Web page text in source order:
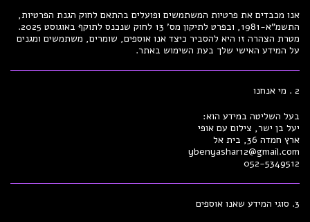
אנו מכבדים את פרטיות המשתמשים ופועלים בהתאם לחוק הגנת הפרטיות,
התשמ"א-1981, ובפרט לתיקון מס’ 13 לחוק שנכנס לתוקף באוגוסט 2025.
מטרת הצהרה זו היא להסביר כיצד אנו אוספים, שומרים, משתמשים ומגנים
על המידע האישי שלך בעת השימוש באתר.
2 . מי אנחנו
בעל השליטה במידע הוא:
יעל בן ישר, צילום עם אופי
ארץ חמדה 36, בית אל
ybenyashar12@gmail.com
052-5349512
3. סוגי המידע שאנו אוספים